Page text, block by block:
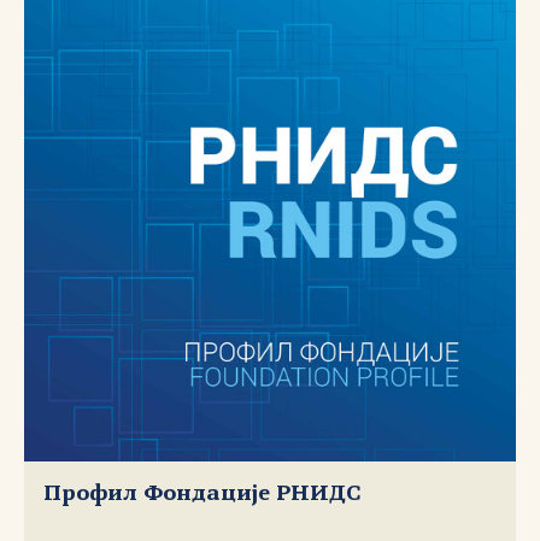
Профил Фондације РНИДС